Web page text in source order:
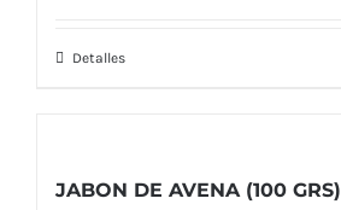
Detalles
JABON DE AVENA (100 GRS)